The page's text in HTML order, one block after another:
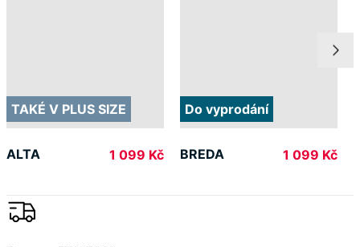
TAKÉ V PLUS SIZE
ALTA 1 099 Kč
Do vyprodání
BREDA 1 099 Kč